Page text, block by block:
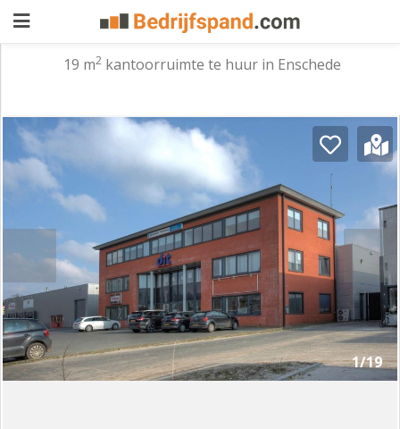
aanbieden
Pand
zoeken
Waarom
adverteren
Premium
adverteren
Blog
Registreren
Login
19 m2kantoorruimte te huur in Enschede
1/19